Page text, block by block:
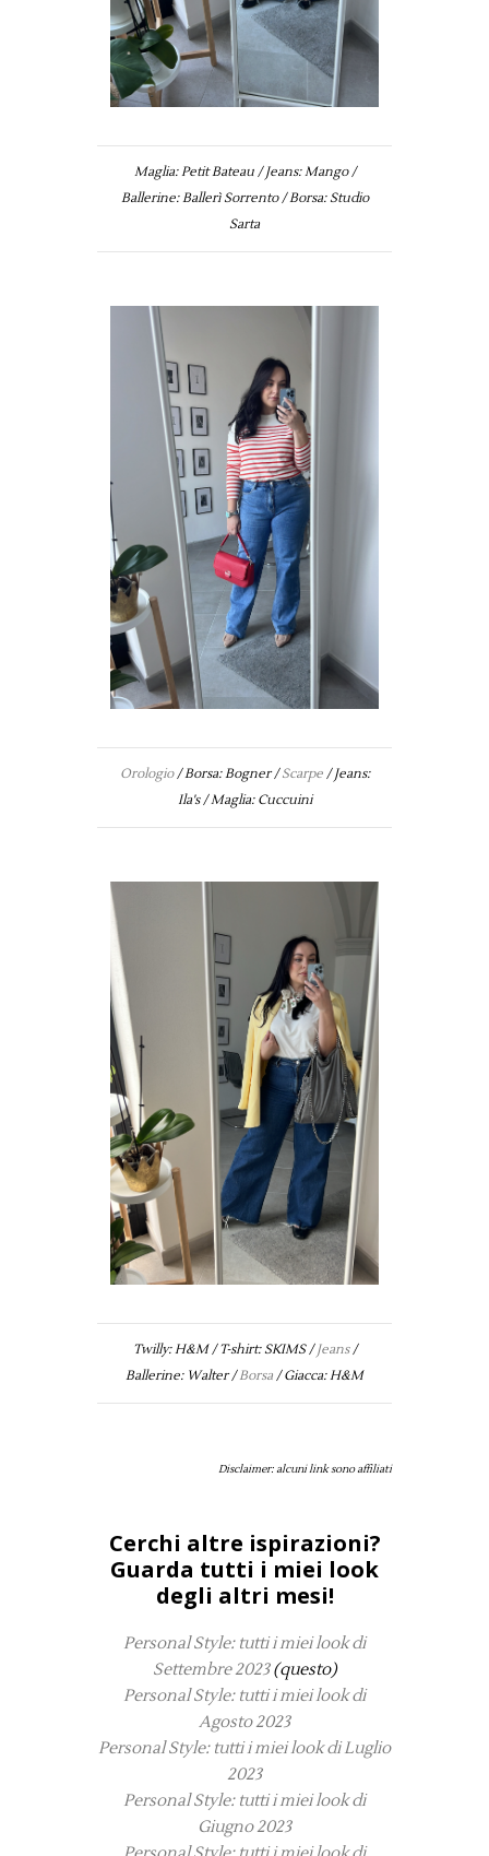
Maglia: Petit Bateau / Jeans: Mango /
Ballerine: Ballerì Sorrento / Borsa: Studio
Sarta
Orologio/ Borsa: Bogner /Scarpe/ Jeans:
Ila's / Maglia: Cuccuini
Twilly: H&M / T-shirt: SKIMS /Jeans/
Ballerine: Walter /Borsa / Giacca: H&M
Disclaimer: alcuni link sono affiliati
Cerchi altre ispirazioni?
Guarda tutti i miei look
degli altri mesi!
Personal Style: tutti i miei look di
Settembre 2023(questo)
Personal Style: tutti i miei look di
Agosto 2023
Personal Style: tutti i miei look di Luglio
2023
Personal Style: tutti i miei look di
Giugno 2023